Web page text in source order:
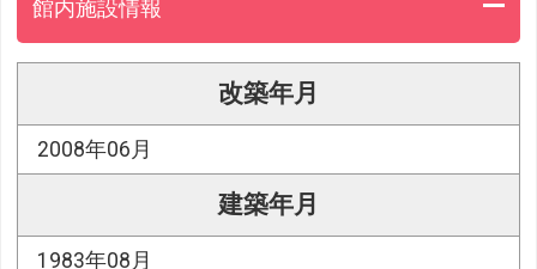
館内施設情報
改築年月
2008年06月
建築年月
1983年08月